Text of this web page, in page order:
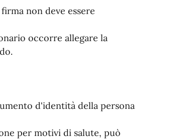
non deve essere
occorre allegare la
d'identità della persona
per motivi di salute, può